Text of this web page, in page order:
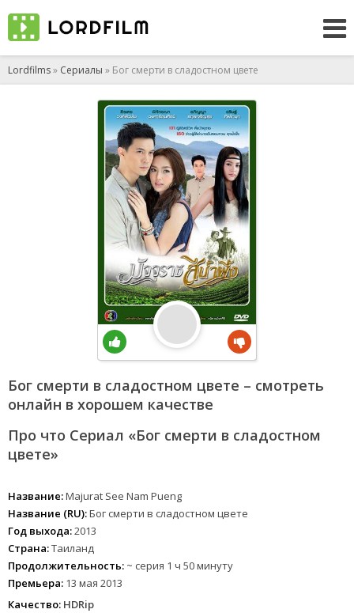
Lordfilms» Сериалы » Бог смерти в сладостном цвете
Бог смерти в сладостном цвете – смотреть
онлайн в хорошем качестве
Про что Сериал «Бог смерти в сладостном
цвете»
Название:Majurat See Nam Pueng
Название (RU):Бог смерти в сладостном цвете
Год выхода:2013
Страна:Таиланд
Продолжительность: ~ серия 1 ч 50 минуту
Премьера: 13 мая 2013
Качество: HDRip